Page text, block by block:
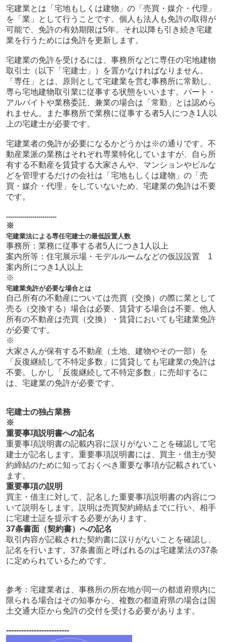
宅建業とは「宅地もしくは建物」の「売買・媒介・代理」
を「業」として行うことです。個人も法人も免許の取得が
可能で、免許の有効期限は5年。それ以降も引き続き宅建
業を行うためには免許を更新します。
宅建業の免許を受けるには、事務所などに専任の宅地建物
取引士（以下「宅建士」）を置かなければなりません。
「専任」とは、原則として宅建業を営む事務所に常勤し、
専ら宅地建物取引業に従事する状態をいいます。パート・
アルバイトや業務委託、兼業の場合は「常勤」とは認めら
れません。また事務所で業務に従事する者5人につき1人以
上の宅建士が必要です。
宅建業者の免許が必要になるかどうかは※の通りです。不
動産業派の業務はそれぞれ専業特化していますが、自ら所
有する不動産を賃貸する大家さんや、マンションやビルな
どを管理するだけの会社は「宅地もしくは建物」の「売
買・媒介・代理」をしていないため、宅建業の免許は不要
です。
-------------------------
※
宅建業法による専任宅建士の最低設置人数
事務所：業務に従事する者5人につき1人以上
案内所等：住宅展示場・モデルルームなどの仮設設置 1
案内所につき1人以上
※
宅建業免許が必要な場合とは
自己所有の不動産については売買（交換）の際に業として
売る（交換する）場合は必要、賃貸する場合は不要。他人
所有の不動産は売買（交換）・賃貸においても宅建業免許
が必要です。
※
大家さんが保有する不動産（土地、建物やその一部）を
「反復継続して不特定多数」に賃貸しても宅建業の免許は
不要。しかし「反復継続して不特定多数」に売却するに
は、宅建業の免許が必要です。
宅建士の独占業務
※
重要事項説明書への記名
重要事項説明書の記載内容に誤りがないことを確認して宅
建士が記名します。重要事項説明書には、買主・借主が契
約締結のために知っておくべき重要な事項が記載されてい
ます。
重要事項の説明
買主・借主に対して、記名した重要事項説明書の内容につ
いて説明をします。説明は売買契約締結までに行い、相手
に宅建士証を提示する必要があります。
37条書面（契約書）への記名
取引内容が記載された契約書に誤りがないことを確認し、
記名を行います。37条書面と呼ばれるのは宅建業法の37条
に定められているためです。
参考：宅建業者は、事務所の所在地が同一の都道府県内に
限られる場合はその知事から、複数の都道府県の場合は国
土交通大臣から免許の交付を受ける必要があります。
-------------------------